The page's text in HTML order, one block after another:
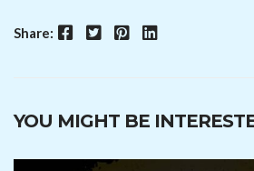
Share: Facebook Twitter Pinterest LinkedIn
YOU MIGHT BE